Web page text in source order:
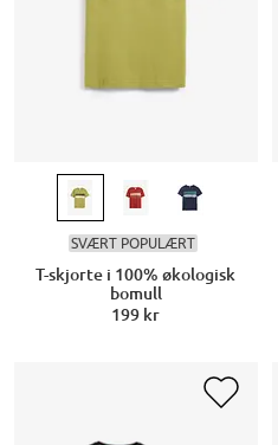
SVÆRT POPULÆRT
T-skjorte i 100% økologisk
bomull
199 kr